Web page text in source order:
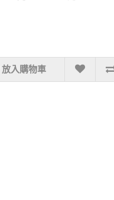
放入購物車